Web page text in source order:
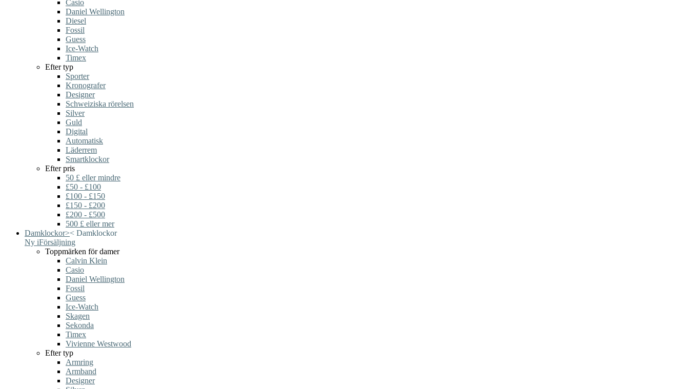
Casio
Daniel Wellington
Diesel
Fossil
Guess
Ice-Watch
Timex
Efter typ
Sporter
Kronografer
Designer
Schweiziska rörelsen
Silver
Guld
Digital
Automatisk
Läderrem
Smartklockor
Efter pris
50 £ eller mindre
£50 - £100
£100 - £150
£150 - £200
£200 - £500
500 £ eller mer
Damklockor>< Damklockor
Ny iFörsäljning
Toppmärken för damer
Calvin Klein
Casio
Daniel Wellington
Fossil
Guess
Ice-Watch
Skagen
Sekonda
Timex
Vivienne Westwood
Efter typ
Armring
Armband
Designer